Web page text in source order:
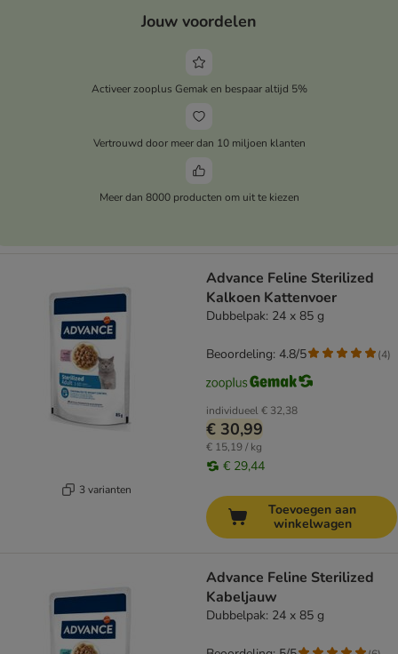
Jouw voordelen
Activeer zooplus Gemak en bespaar altijd 5%
Vertrouwd door meer dan 10 miljoen klanten
Meer dan 8000 producten om uit te kiezen
3 varianten
Advance Feline Sterilized
Kalkoen Kattenvoer
Dubbelpak: 24 x 85 g
individueel€ 32,38
€ 30,99
€ 15,19 / kg
€ 29,44
Beoordeling: 4.8/5 (4)
Toevoegen aan
winkelwagen
Advance Feline Sterilized
Kabeljauw
Dubbelpak: 24 x 85 g